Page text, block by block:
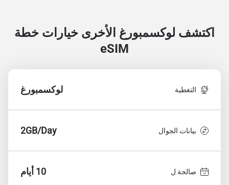
اكتشف لوكسمبورغ الأخرى خيارات خطة
eSIM
التغطية لوكسمبورغ
بيانات الجوال 2GB/Day
صالحة ل 10 أيام